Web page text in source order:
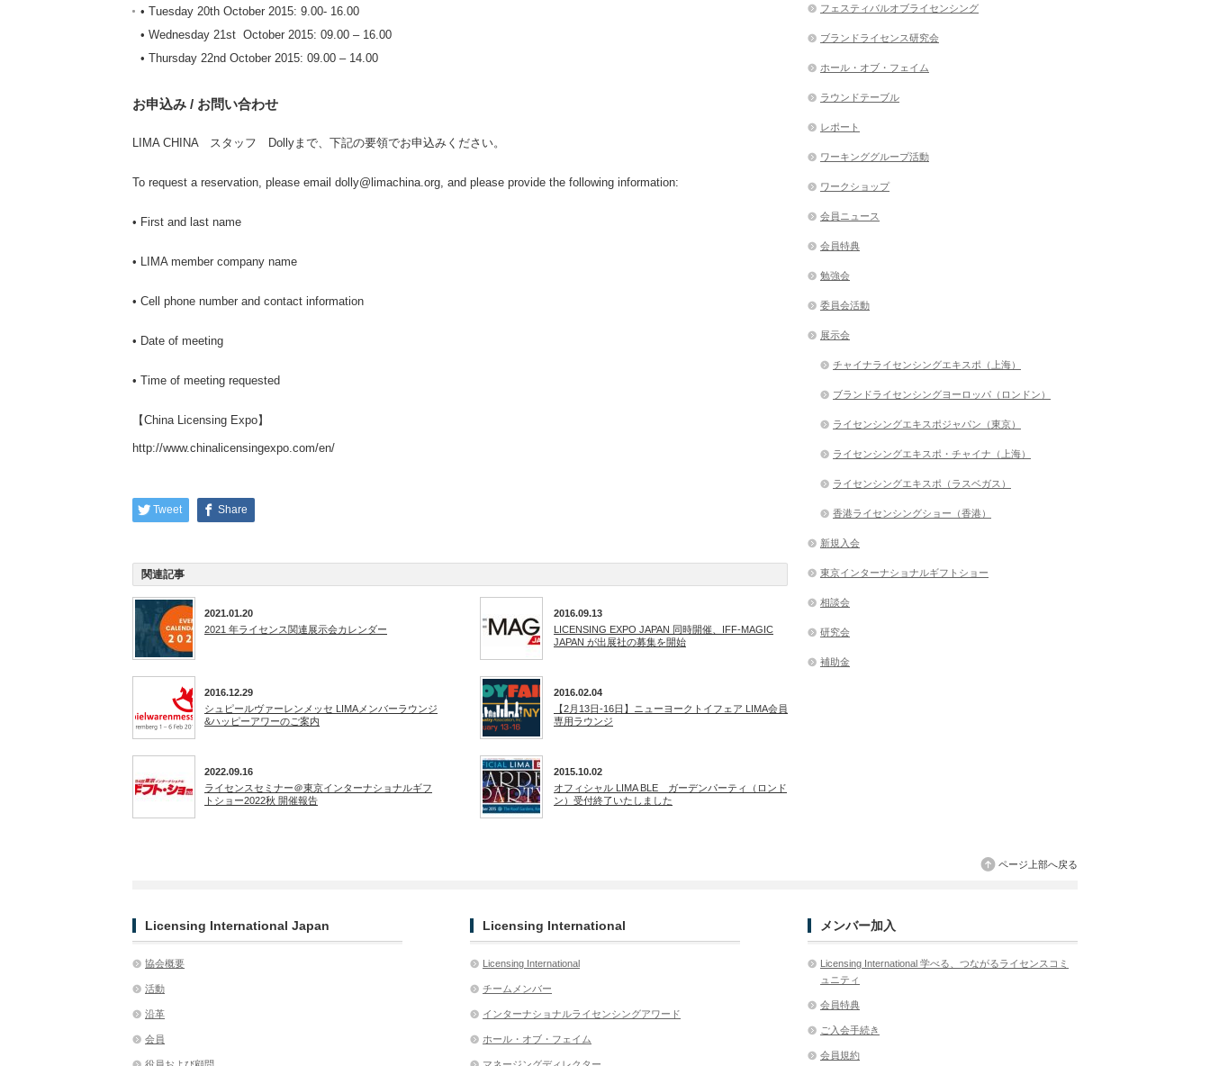
• Tuesday 20th October 2015: 9.00- 16.00
• Wednesday 21st October 2015: 09.00 – 16.00
• Thursday 22nd October 2015: 09.00 – 14.00
お申込み / お問い合わせ
LIMA CHINA スタッフ Dollyまで、下記の要領でお申込みください。
To request a reservation, please email dolly@limachina.org, and please provide the following information:
• First and last name
• LIMA member company name
• Cell phone number and contact information
• Date of meeting
• Time of meeting requested
【China Licensing Expo】
http://www.chinalicensingexpo.com/en/
Tweet Share
関連記事
2021.01.20
2021 年ライセンス関連展示会カレンダー
2016.09.13
LICENSING EXPO JAPAN 同時開催、IFF-MAGIC
JAPAN が出展社の募集を開始
2016.12.29
シュピールヴァーレンメッセ LIMAメンバーラウンジ
&ハッピーアワーのご案内
2016.02.04
【2月13日-16日】ニューヨークトイフェア LIMA会員
専用ラウンジ
2022.09.16
ライセンスセミナー＠東京インターナショナルギフ
トショー2022秋 開催報告
2015.10.02
オフィシャル LIMA BLE ガーデンパーティ（ロンド
ン）受付終了いたしました
フェスティバルオブライセンシング
ブランドライセンス研究会
ホール・オブ・フェイム
ラウンドテーブル
レポート
ワーキンググループ活動
ワークショップ
会員ニュース
会員特典
勉強会
委員会活動
展示会
チャイナライセンシングエキスポ（上海）
ブランドライセンシングヨーロッパ（ロンドン）
ライセンシングエキスポジャパン（東京）
ライセンシングエキスポ・チャイナ（上海）
ライセンシングエキスポ（ラスベガス）
香港ライセンシングショー（香港）
新規入会
東京インターナショナルギフトショー
相談会
研究会
補助金
ページ上部へ戻る
Licensing International Japan
協会概要
活動
沿革
会員
Licensing International
Licensing International
チームメンバー
インターナショナルライセンシングアワード
ホール・オブ・フェイム
メンバー加入
Licensing International 学べる、つながるライセンスコミ
ュニティ
会員特典
ご入会手続き
会員規約